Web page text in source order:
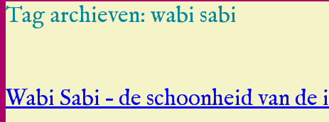
Tag archieven:wabi sabi
Wabi Sabi – de schoonheid van